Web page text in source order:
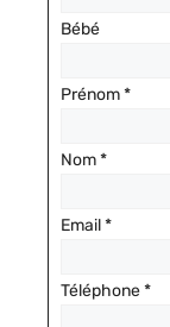
Bébé
Prénom*
Nom*
Email*
Téléphone*